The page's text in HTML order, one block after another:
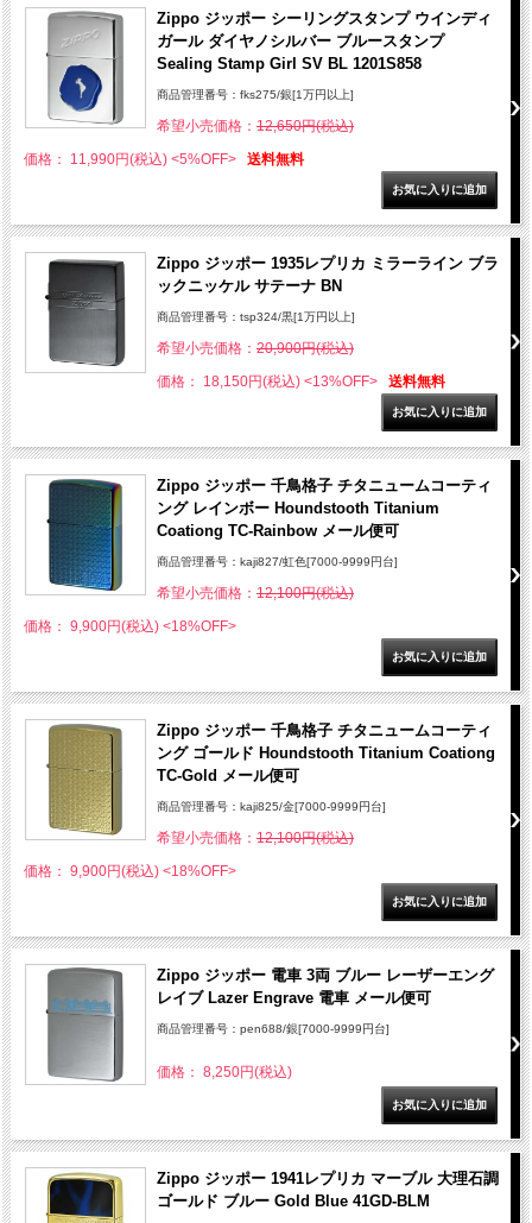
Zippo ジッポー シーリングスタンプ ウインディ
ガール ダイヤノシルバー ブルースタンプ
Sealing Stamp Girl SV BL 1201S858
商品管理番号：fks275/銀[1万円以上]
希望小売価格： 12,650円(税込)
価格： 11,990円(税込) <5%OFF> 送料無料
Zippo ジッポー 1935レプリカ ミラーライン ブラ
ックニッケル サテーナ BN
商品管理番号：tsp324/黒[1万円以上]
希望小売価格： 20,900円(税込)
価格： 18,150円(税込) <13%OFF> 送料無料
Zippo ジッポー 千鳥格子 チタニュームコーティ
ング レインボー Houndstooth Titanium
Coationg TC-Rainbow メール便可
商品管理番号：kaji827/虹色[7000-9999円台]
希望小売価格： 12,100円(税込)
価格： 9,900円(税込) <18%OFF>
Zippo ジッポー 千鳥格子 チタニュームコーティ
ング ゴールド Houndstooth Titanium Coationg
TC-Gold メール便可
商品管理番号：kaji825/金[7000-9999円台]
希望小売価格： 12,100円(税込)
価格： 9,900円(税込) <18%OFF>
Zippo ジッポー 電車 3両 ブルー レーザーエング
レイブ Lazer Engrave 電車 メール便可
商品管理番号：pen688/銀[7000-9999円台]
価格： 8,250円(税込)
Zippo ジッポー 1941レプリカ マーブル 大理石調
ゴールド ブルー Gold Blue 41GD-BLM